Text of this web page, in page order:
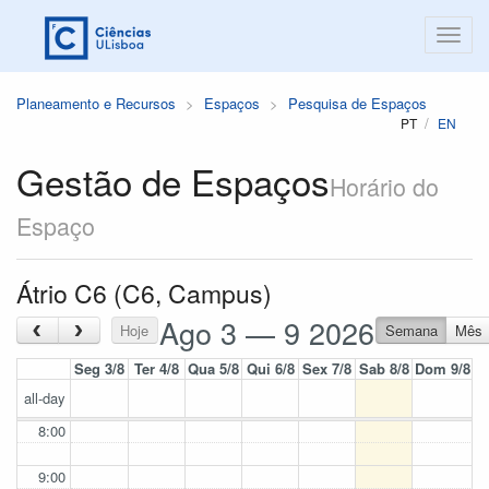
Planeamento e Recursos Espaços Pesquisa de Espaços
PT EN
Gestão de EspaçosHorário do
Espaço
Átrio C6 (C6, Campus)
‹ › Hoje Ago 3 — 9 2026 Semana
Mês
Seg 3/8 Ter 4/8 Qua 5/8 Qui 6/8 Sex 7/8 Sab 8/8 Dom 9/8
all-day
8:00
9:00